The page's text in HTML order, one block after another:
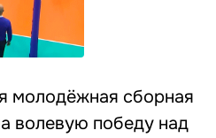
молодёжная сборная
волевую победу над